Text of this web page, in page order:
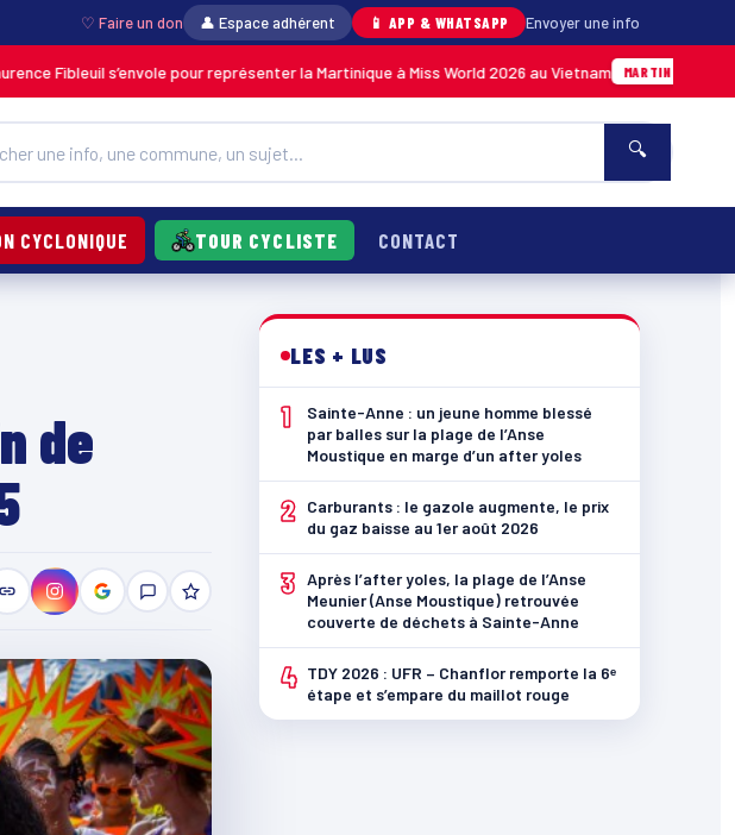
♡ Faire un don 👤 Espace adhérent 📱 APP & WHATSAPP Envoyer une info
s’envole pour représenter la Martinique à Miss World 2026 au Vietnam MARTINIQUE 05/08 · 14h14
🔍
CYCLONIQUE TOUR CYCLISTE CONTACT
de
LES + LUS
1
Sainte-Anne : un jeune homme blessé
par balles sur la plage de l’Anse
Moustique en marge d’un after yoles
2
Carburants : le gazole augmente, le prix
du gaz baisse au 1er août 2026
3 Après l’after yoles, la plage de l’Anse
Meunier (Anse Moustique) retrouvée
couverte de déchets à Sainte-Anne
4 TDY 2026 : UFR – Chanflor remporte la 6ᵉ
étape et s’empare du maillot rouge